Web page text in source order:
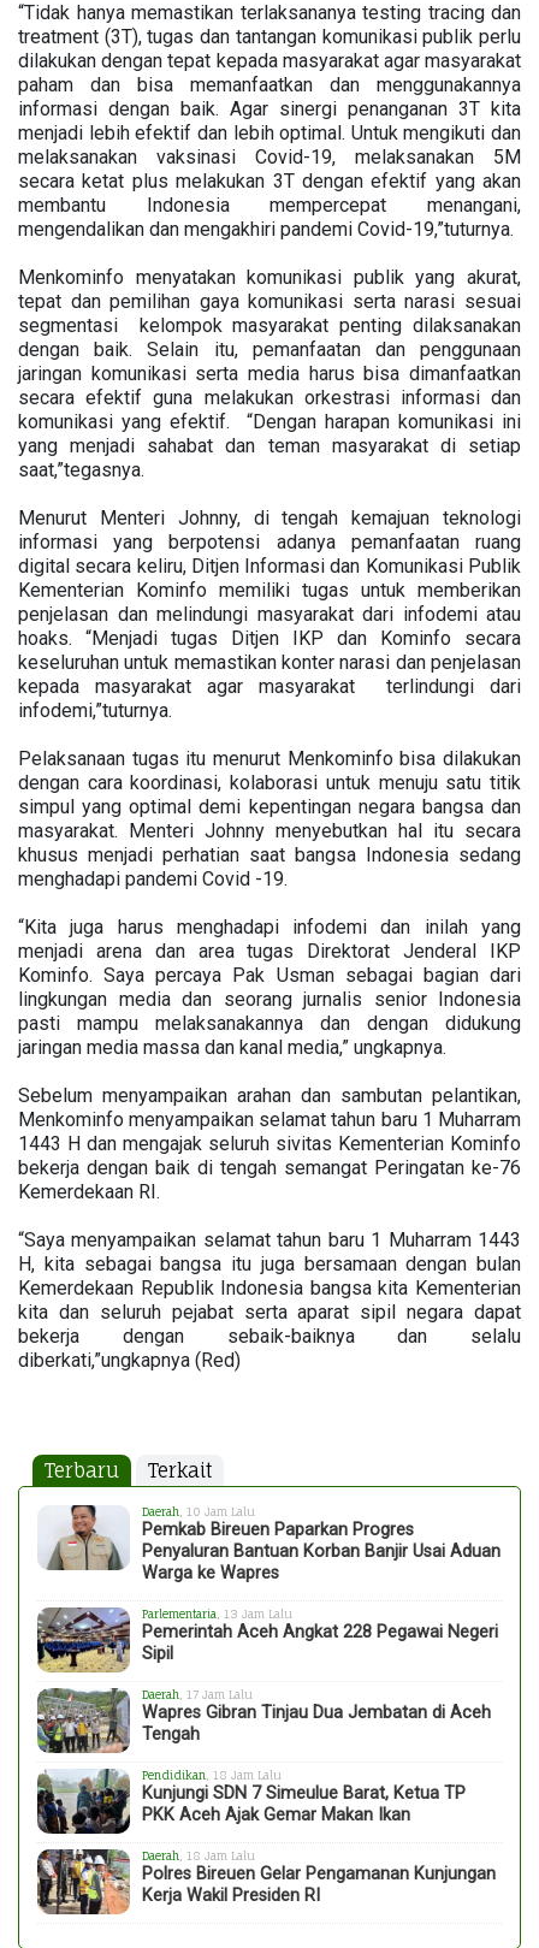
“Tidak hanya memastikan terlaksananya testing tracing dan
treatment (3T), tugas dan tantangan komunikasi publik perlu
dilakukan dengan tepat kepada masyarakat agar masyarakat
paham dan bisa memanfaatkan dan menggunakannya
informasi dengan baik. Agar sinergi penanganan 3T kita
menjadi lebih efektif dan lebih optimal. Untuk mengikuti dan
melaksanakan vaksinasi Covid-19, melaksanakan 5M
secara ketat plus melakukan 3T dengan efektif yang akan
membantu Indonesia mempercepat menangani,
mengendalikan dan mengakhiri pandemi Covid-19,”tuturnya.
Menkominfo menyatakan komunikasi publik yang akurat,
tepat dan pemilihan gaya komunikasi serta narasi sesuai
segmentasi kelompok masyarakat penting dilaksanakan
dengan baik. Selain itu, pemanfaatan dan penggunaan
jaringan komunikasi serta media harus bisa dimanfaatkan
secara efektif guna melakukan orkestrasi informasi dan
komunikasi yang efektif. “Dengan harapan komunikasi ini
yang menjadi sahabat dan teman masyarakat di setiap
saat,”tegasnya.
Menurut Menteri Johnny, di tengah kemajuan teknologi
informasi yang berpotensi adanya pemanfaatan ruang
digital secara keliru, Ditjen Informasi dan Komunikasi Publik
Kementerian Kominfo memiliki tugas untuk memberikan
penjelasan dan melindungi masyarakat dari infodemi atau
hoaks. “Menjadi tugas Ditjen IKP dan Kominfo secara
keseluruhan untuk memastikan konter narasi dan penjelasan
kepada masyarakat agar masyarakat terlindungi dari
infodemi,”tuturnya.
Pelaksanaan tugas itu menurut Menkominfo bisa dilakukan
dengan cara koordinasi, kolaborasi untuk menuju satu titik
simpul yang optimal demi kepentingan negara bangsa dan
masyarakat. Menteri Johnny menyebutkan hal itu secara
khusus menjadi perhatian saat bangsa Indonesia sedang
menghadapi pandemi Covid -19.
“Kita juga harus menghadapi infodemi dan inilah yang
menjadi arena dan area tugas Direktorat Jenderal IKP
Kominfo. Saya percaya Pak Usman sebagai bagian dari
lingkungan media dan seorang jurnalis senior Indonesia
pasti mampu melaksanakannya dan dengan didukung
jaringan media massa dan kanal media,” ungkapnya.
Sebelum menyampaikan arahan dan sambutan pelantikan,
Menkominfo menyampaikan selamat tahun baru 1 Muharram
1443 H dan mengajak seluruh sivitas Kementerian Kominfo
bekerja dengan baik di tengah semangat Peringatan ke-76
Kemerdekaan RI.
“Saya menyampaikan selamat tahun baru 1 Muharram 1443
H, kita sebagai bangsa itu juga bersamaan dengan bulan
Kemerdekaan Republik Indonesia bangsa kita Kementerian
kita dan seluruh pejabat serta aparat sipil negara dapat
bekerja dengan sebaik-baiknya dan selalu
diberkati,”ungkapnya (Red)
Terbaru Terkait
Daerah , 10 Jam Lalu
Pemkab Bireuen Paparkan Progres
Penyaluran Bantuan Korban Banjir Usai Aduan
Warga ke Wapres
Parlementaria , 13 Jam Lalu
Pemerintah Aceh Angkat 228 Pegawai Negeri
Sipil
Daerah , 17 Jam Lalu
Wapres Gibran Tinjau Dua Jembatan di Aceh
Tengah
Pendidikan , 18 Jam Lalu
Kunjungi SDN 7 Simeulue Barat, Ketua TP
PKK Aceh Ajak Gemar Makan Ikan
Daerah , 18 Jam Lalu
Polres Bireuen Gelar Pengamanan Kunjungan
Kerja Wakil Presiden RI